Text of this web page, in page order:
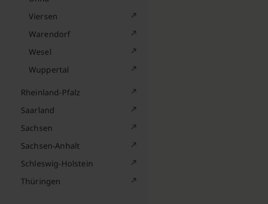
Viersen
Warendorf
Wesel
Wuppertal
Rheinland-Pfalz
Saarland
Sachsen
Sachsen-Anhalt
Schleswig-Holstein
Thüringen